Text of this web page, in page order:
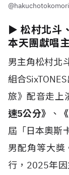
@hakuchotokomori
► 松村北斗
本天團獻唱
男主角松村北
組合
旅》配音走上
速5公分》
、
屆「日本奧斯
男配角等大獎
行，2025年